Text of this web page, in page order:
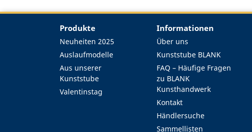
Produkte
Neuheiten 2025
Auslaufmodelle
Aus unserer
Kunststube
Valentinstag
Informationen
Über uns
Kunststube BLANK
FAQ – Häufige Fragen
zu BLANK
Kunsthandwerk
Kontakt
Händlersuche
Sammellisten